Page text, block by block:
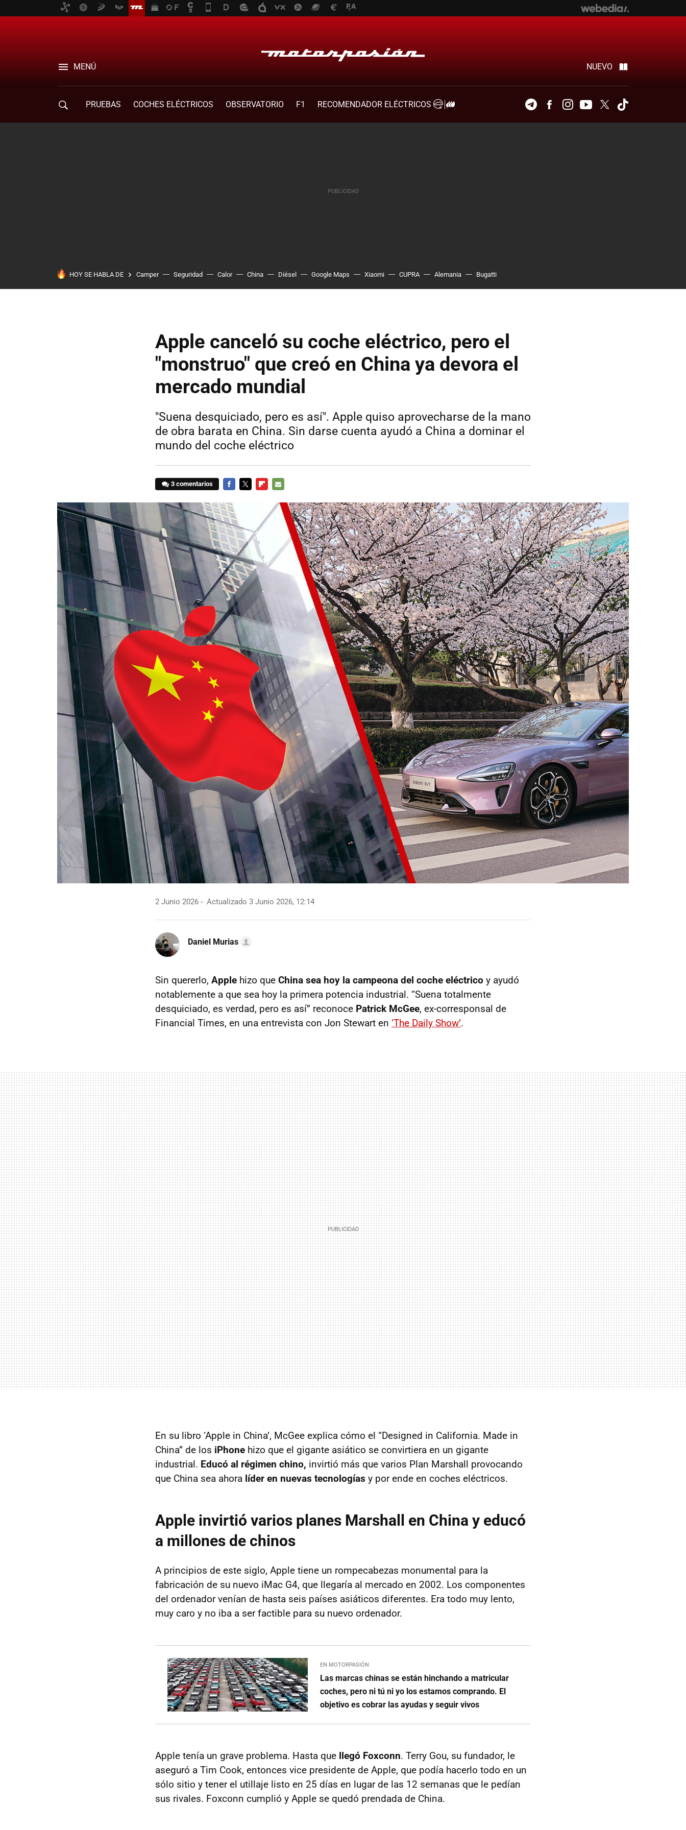
MENÚ NUEVO
PRUEBAS COCHES ELÉCTRICOS OBSERVATORIO F1
RECOMENDADOR ELÉCTRICOS
TelegramFacebookInstagramYoutubeTwitter
HOY SE HABLA DE Camper Seguridad Calor China Diésel Google Maps Xiaomi CUPRA Alemania Bugatti
Apple canceló su coche eléctrico, pero el
"monstruo" que creó en China ya devora el
mercado mundial
"Suena desquiciado, pero es así". Apple quiso aprovecharse de la mano
de obra barata en China. Sin darse cuenta ayudó a China a dominar el
mundo del coche eléctrico
3 comentarios
MAIL
2 Junio 2026 Actualizado 3 Junio 2026, 12:14
Daniel Murias
Sin quererlo, Apple hizo que China sea hoy la campeona del coche eléctrico y ayudó
notablemente a que sea hoy la primera potencia industrial. “Suena totalmente
desquiciado, es verdad, pero es así” reconoce Patrick McGee, ex-corresponsal de
Financial Times, en una entrevista con Jon Stewart en ‘The Daily Show’.
En su libro ‘Apple in China’, McGee explica cómo el “Designed in California. Made in
China” de los iPhone hizo que el gigante asiático se convirtiera en un gigante
industrial. Educó al régimen chino, invirtió más que varios Plan Marshall provocando
que China sea ahora líder en nuevas tecnologías y por ende en coches eléctricos.
Apple invirtió varios planes Marshall en China y educó
a millones de chinos
A principios de este siglo, Apple tiene un rompecabezas monumental para la
fabricación de su nuevo iMac G4, que llegaría al mercado en 2002. Los componentes
del ordenador venían de hasta seis países asiáticos diferentes. Era todo muy lento,
muy caro y no iba a ser factible para su nuevo ordenador.
EN MOTORPASIÓN
Las marcas chinas se están hinchando a matricular
coches, pero ni tú ni yo los estamos comprando. El
objetivo es cobrar las ayudas y seguir vivos
Apple tenía un grave problema. Hasta que llegó Foxconn. Terry Gou, su fundador, le
aseguró a Tim Cook, entonces vice presidente de Apple, que podía hacerlo todo en un
sólo sitio y tener el utillaje listo en 25 días en lugar de las 12 semanas que le pedían
sus rivales. Foxconn cumplió y Apple se quedó prendada de China.